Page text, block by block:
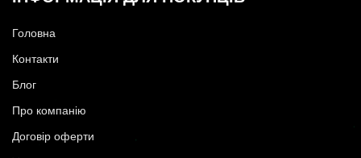
Головна
Контакти
Блог
Про компанію
Договір оферти